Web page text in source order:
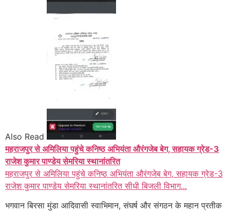
Also Read
महराजपुर से अमिलिया पहुंचे कनिष्ठ अभियंता औरंगजेब बेग, सहायक ग्रेड-3
राजेश कुमार पाण्डेय सेमरिया स्थानांतरित
महराजपुर से अमिलिया पहुंचे कनिष्ठ अभियंता औरंगजेब बेग, सहायक ग्रेड-3
राजेश कुमार पाण्डेय सेमरिया स्थानांतरित सीधी बिजली विभाग...
भगवान बिरसा मुंडा आदिवासी स्वाभिमान, संघर्ष और संगठन के महान प्रतीक